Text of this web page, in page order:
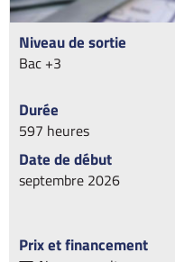
Niveau de sortie
Bac +3
Durée
597 heures
Date de début
septembre 2026
Prix et financement